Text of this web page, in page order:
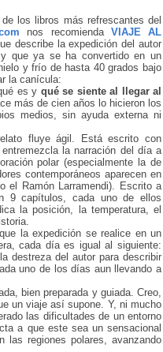
los libros más refrescantes del
nos recomienda VIAJE AL
describe la expedición del autor
que ya se ha convertido en un
y frío de hasta 40 grados bajo
la canícula:
es y qué se siente al llegar al
más de cien años lo hicieron los
medios, sin ayuda externa ni
fluye ágil. Está escrito con
la narración del día a
polar (especialmente la de
contemporáneos aparecen en
el Ramón Larramendi). Escrito a
9 capítulos, cada uno de ellos
la posición, la temperatura, el
la expedición se realice en un
cada día es igual al siguiente:
destreza del autor para describir
uno de los días aun llevando a
bien preparada y guiada. Creo,
un viaje así supone. Y, ni mucho
las dificultades de un entorno
a que este sea un sensacional
las regiones polares, avanzando